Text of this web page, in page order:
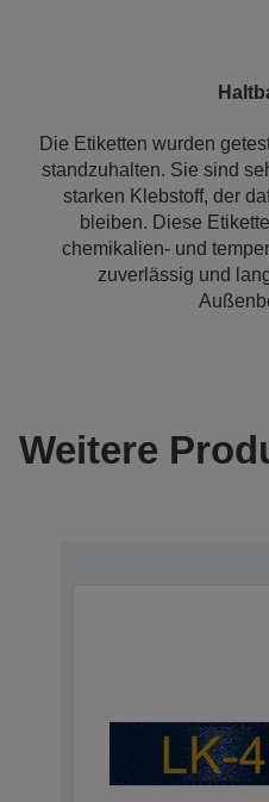
Die Etiketten wurden
standzuhalten. Sie sind
starken Klebstoff, der
bleiben. Diese
chemikalien- und
zuverlässig und
Weitere